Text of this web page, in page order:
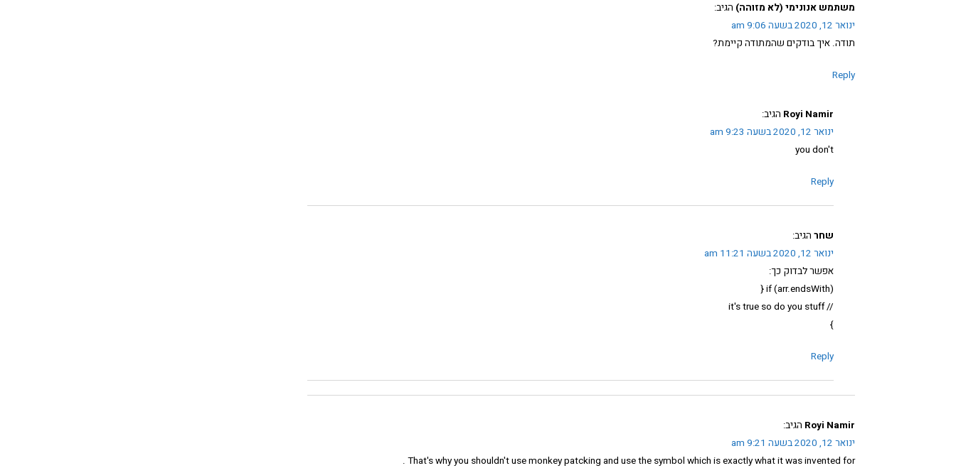
משתמש אנונימי (לא מזוהה) הגיב:
ינואר 12, 2020 בשעה 9:06 am
תודה. איך בודקים שהמתודה קיימת?
Reply
Royi Namir הגיב:
ינואר 12, 2020 בשעה 9:23 am
you don't
Reply
שחר הגיב:
ינואר 12, 2020 בשעה 11:21 am
אפשר לבדוק כך:
if (arr.endsWith) {
// it's true so do you stuff
}
Reply
Royi Namir הגיב:
ינואר 12, 2020 בשעה 9:21 am
That's why you shouldn't use monkey patcking and use the symbol which is exactly what it was invented for .